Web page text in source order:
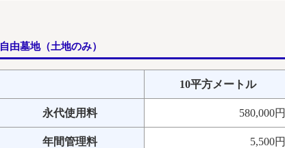
自由墓地（土地のみ）
10平方メートル
永代使用料 580,000円
年間管理料 5,500円